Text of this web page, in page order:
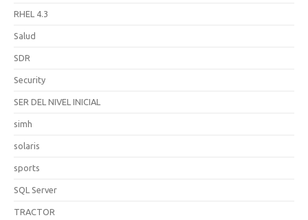
RHEL 4.3
Salud
SDR
Security
SER DEL NIVEL INICIAL
simh
solaris
sports
SQL Server
TRACTOR